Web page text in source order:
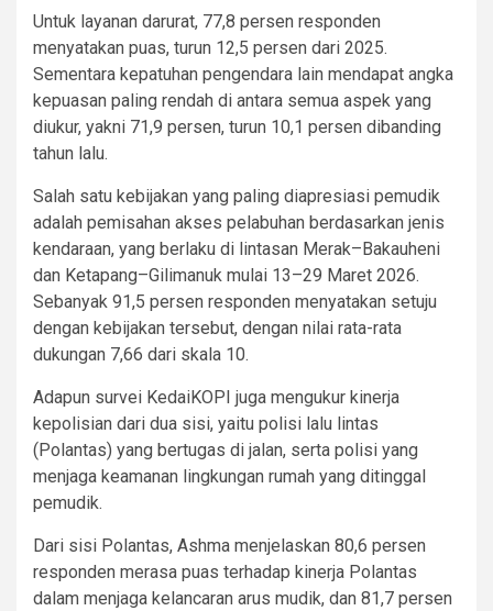
Untuk layanan darurat, 77,8 persen responden
menyatakan puas, turun 12,5 persen dari 2025.
Sementara kepatuhan pengendara lain mendapat angka
kepuasan paling rendah di antara semua aspek yang
diukur, yakni 71,9 persen, turun 10,1 persen dibanding
tahun lalu.
Salah satu kebijakan yang paling diapresiasi pemudik
adalah pemisahan akses pelabuhan berdasarkan jenis
kendaraan, yang berlaku di lintasan Merak–Bakauheni
dan Ketapang–Gilimanuk mulai 13–29 Maret 2026.
Sebanyak 91,5 persen responden menyatakan setuju
dengan kebijakan tersebut, dengan nilai rata-rata
dukungan 7,66 dari skala 10.
Adapun survei KedaiKOPI juga mengukur kinerja
kepolisian dari dua sisi, yaitu polisi lalu lintas
(Polantas) yang bertugas di jalan, serta polisi yang
menjaga keamanan lingkungan rumah yang ditinggal
pemudik.
Dari sisi Polantas, Ashma menjelaskan 80,6 persen
responden merasa puas terhadap kinerja Polantas
dalam menjaga kelancaran arus mudik, dan 81,7 persen